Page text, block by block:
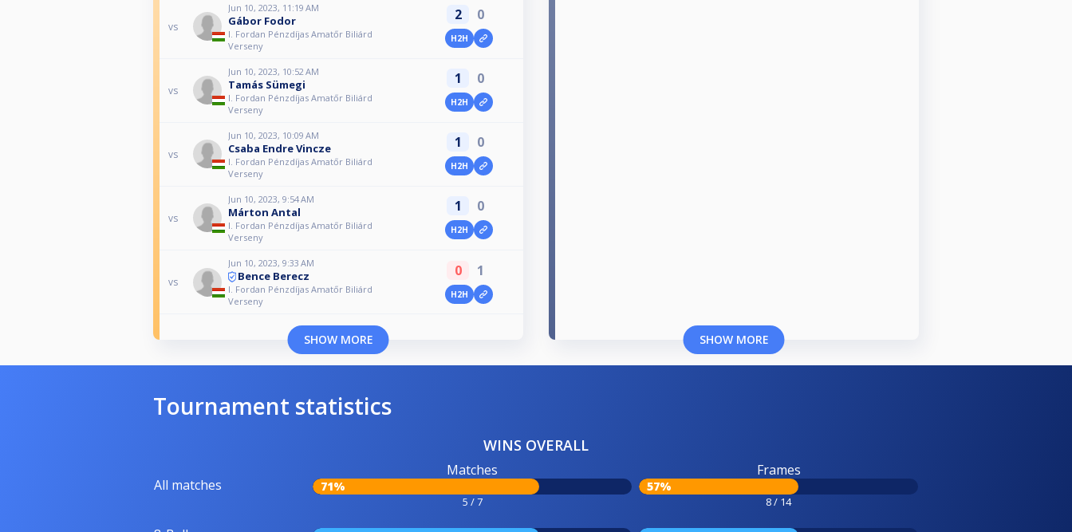
vs
Jun 10, 2023, 11:19 AM
Gábor Fodor
I. Fordan Pénzdíjas Amatőr Biliárd
Verseny
2 0
H2H
vs
Jun 10, 2023, 10:52 AM
Tamás Sümegi
I. Fordan Pénzdíjas Amatőr Biliárd
Verseny
1 0
H2H
vs
Jun 10, 2023, 10:09 AM
Csaba Endre Vincze
I. Fordan Pénzdíjas Amatőr Biliárd
Verseny
1 0
H2H
vs
Jun 10, 2023, 9:54 AM
Márton Antal
I. Fordan Pénzdíjas Amatőr Biliárd
Verseny
1 0
H2H
vs
Jun 10, 2023, 9:33 AM
Bence Berecz
I. Fordan Pénzdíjas Amatőr Biliárd
Verseny
0 1
H2H
SHOW MORE SHOW MORE
Tournament statistics
WINS OVERALL
All matches
Matches
71%
5 / 7
Frames
57%
8 / 14